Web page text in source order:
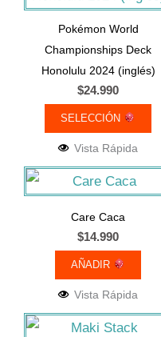
de
producto
Pokémon World
Championships Deck
Honolulu 2024 (inglés)
$24.990
SELECCIÓN
variantes.
Las
opciones
se
pueden
elegir
en
la
página
de
producto
Vista Rápida
Care Caca
$14.990
AÑADIR
Vista Rápida